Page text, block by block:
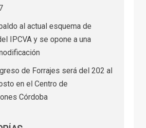
al actual esquema de
IPCVA y se opone a una
de Forrajes será del 202 al
en el Centro de
Córdoba